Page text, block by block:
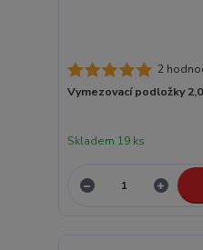
2
Vymezovací podložky
Skladem 19 ks